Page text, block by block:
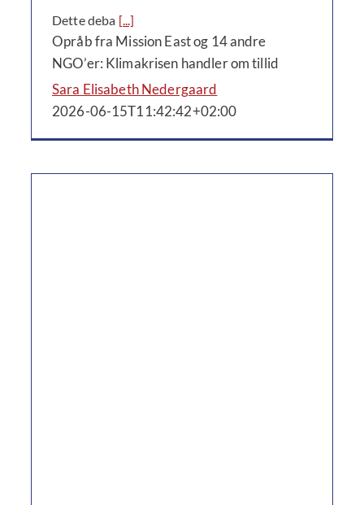
Dette deba [...]
Opråb fra Mission East og 14 andre
NGO’er: Klimakrisen handler om tillid
Sara Elisabeth Nedergaard
2026-06-15T11:42:42+02:00